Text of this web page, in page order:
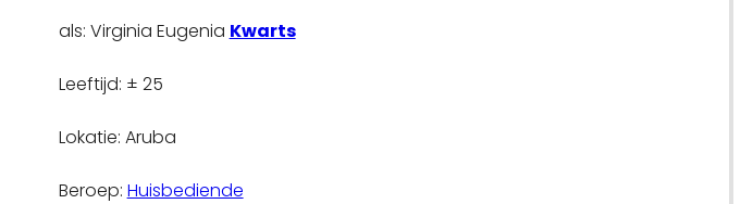
als: Virginia Eugenia Kwarts
Leeftijd: ± 25
Lokatie: Aruba
Beroep: Huisbediende